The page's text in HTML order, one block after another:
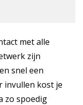
met alle
zijn
snel een
invullen kost je
zo spoedig